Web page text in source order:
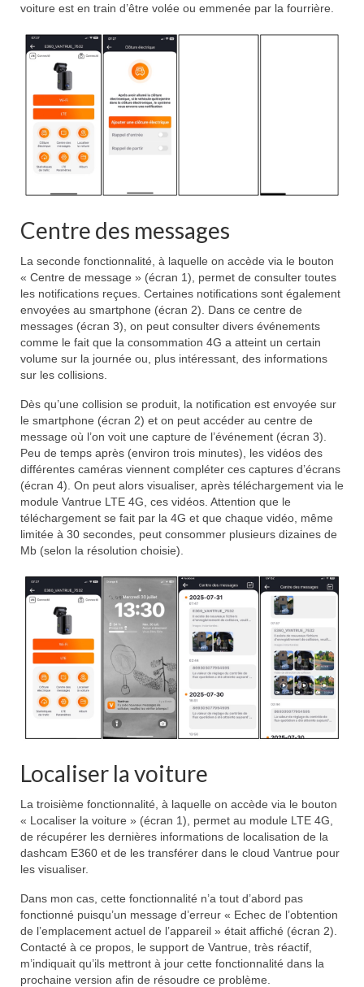
voiture est en train d’être volée ou emmenée par la fourrière.
Centre des messages
La seconde fonctionnalité, à laquelle on accède via le bouton
« Centre de message » (écran 1), permet de consulter toutes
les notifications reçues. Certaines notifications sont également
envoyées au smartphone (écran 2). Dans ce centre de
messages (écran 3), on peut consulter divers événements
comme le fait que la consommation 4G a atteint un certain
volume sur la journée ou, plus intéressant, des informations
sur les collisions.
Dès qu’une collision se produit, la notification est envoyée sur
le smartphone (écran 2) et on peut accéder au centre de
message où l’on voit une capture de l’événement (écran 3).
Peu de temps après (environ trois minutes), les vidéos des
différentes caméras viennent compléter ces captures d’écrans
(écran 4). On peut alors visualiser, après téléchargement via le
module Vantrue LTE 4G, ces vidéos. Attention que le
téléchargement se fait par la 4G et que chaque vidéo, même
limitée à 30 secondes, peut consommer plusieurs dizaines de
Mb (selon la résolution choisie).
Localiser la voiture
La troisième fonctionnalité, à laquelle on accède via le bouton
« Localiser la voiture » (écran 1), permet au module LTE 4G,
de récupérer les dernières informations de localisation de la
dashcam E360 et de les transférer dans le cloud Vantrue pour
les visualiser.
Dans mon cas, cette fonctionnalité n’a tout d’abord pas
fonctionné puisqu’un message d’erreur « Echec de l’obtention
de l’emplacement actuel de l’appareil » était affiché (écran 2).
Contacté à ce propos, le support de Vantrue, très réactif,
m’indiquait qu’ils mettront à jour cette fonctionnalité dans la
prochaine version afin de résoudre ce problème.